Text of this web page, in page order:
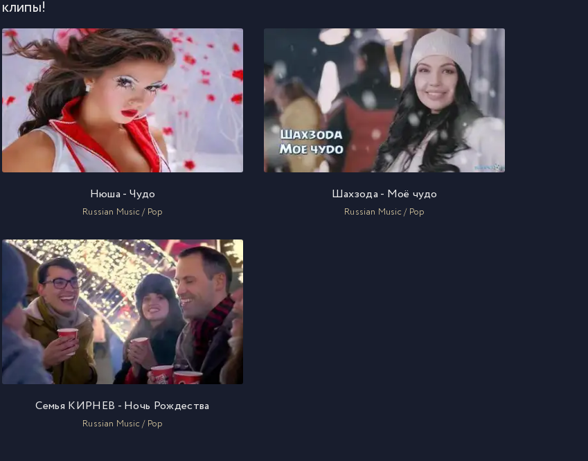
Нюша - Чудо
Russian Music / Pop
Шахзода - Моё чудо
Russian Music / Pop
Семья КИРНЕВ - Ночь Рождества
Russian Music / Pop